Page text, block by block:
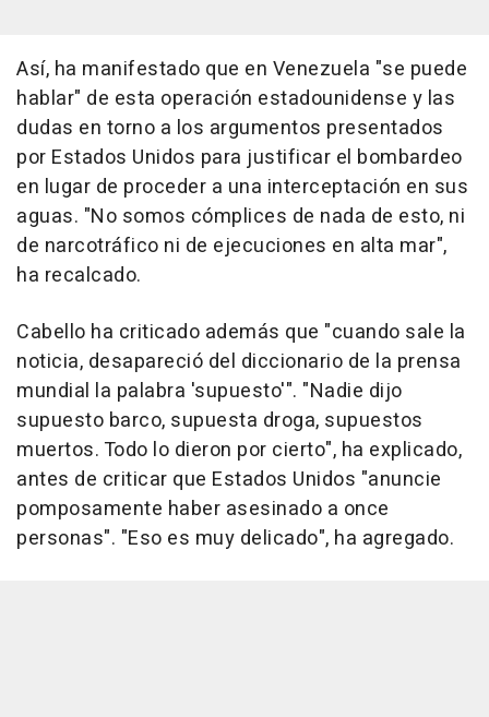
Así, ha manifestado que en Venezuela "se puede
hablar" de esta operación estadounidense y las
dudas en torno a los argumentos presentados
por Estados Unidos para justificar el bombardeo
en lugar de proceder a una interceptación en sus
aguas. "No somos cómplices de nada de esto, ni
de narcotráfico ni de ejecuciones en alta mar",
ha recalcado.
Cabello ha criticado además que "cuando sale la
noticia, desapareció del diccionario de la prensa
mundial la palabra 'supuesto'". "Nadie dijo
supuesto barco, supuesta droga, supuestos
muertos. Todo lo dieron por cierto", ha explicado,
antes de criticar que Estados Unidos "anuncie
pomposamente haber asesinado a once
personas". "Eso es muy delicado", ha agregado.